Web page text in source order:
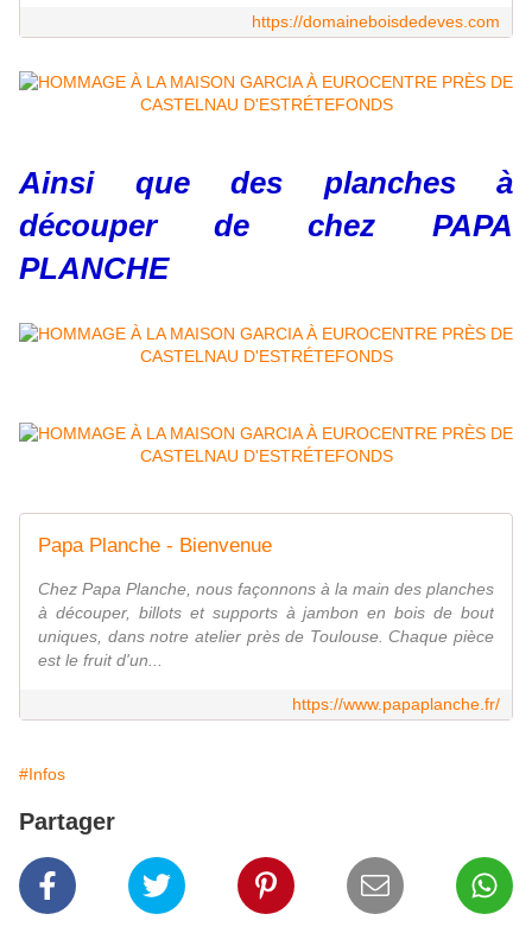
https://domaineboisdedeves.com
Ainsi que des planches à
découper de chez PAPA
PLANCHE
Papa Planche - Bienvenue
Chez Papa Planche, nous façonnons à la main des planches
à découper, billots et supports à jambon en bois de bout
uniques, dans notre atelier près de Toulouse. Chaque pièce
est le fruit d'un...
https://www.papaplanche.fr/
#Infos
Partager